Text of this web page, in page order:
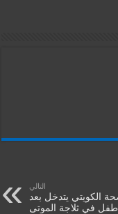
التالي
الكويتي يتدخل بعد
في ثلاجة الموتى